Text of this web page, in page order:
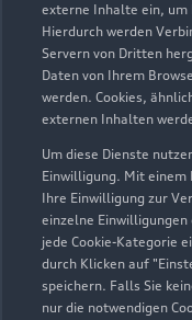
externe Inhalte ein, um
Hierdurch werden
Servern von Dritten
Daten von Ihrem
werden. Cookies,
externen Inhalten
Um diese Dienste
Einwilligung. Mit
Ihre Einwilligung zur
einzelne
jede Cookie-Kategorie
durch Klicken auf
speichern. Falls Sie
nur die notwendigen
Autoverkauf
Audi